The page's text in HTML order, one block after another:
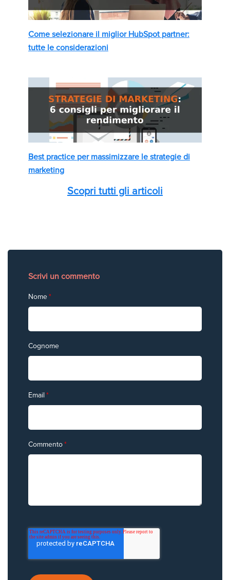
Come selezionare il miglior HubSpot partner:
tutte le considerazioni
Best practice per massimizzare le strategie di
marketing
Scopri tutti gli articoli
Scrivi un commento
Nome*
Cognome
Email *
Commento*